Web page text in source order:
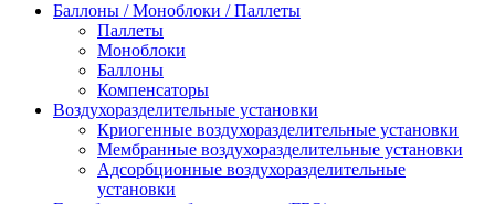
Баллоны / Моноблоки / Паллеты
Паллеты
Моноблоки
Баллоны
Компенсаторы
Воздухоразделительные установки
Криогенные воздухоразделительные установки
Мембранные воздухоразделительные установки
Адсорбционные воздухоразделительные
установки